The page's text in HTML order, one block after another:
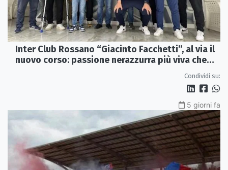
Inter Club Rossano “Giacinto Facchetti”, al via il
nuovo corso: passione nerazzurra più viva che
Condividi su:
5 giorni fa